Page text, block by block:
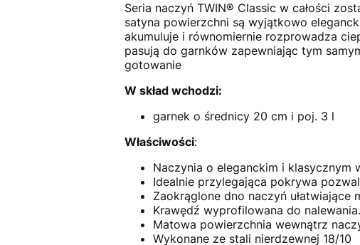
Seria naczyń TWIN® Classic w całości
satyna powierzchni są wyjątkowo
akumuluje i równomiernie rozprowadza
pasują do garnków zapewniając tym
gotowanie
W skład wchodzi:
garnek o średnicy 20 cm i poj. 3 l
Właściwości:
Naczynia o eleganckim i klasycznym
Idealnie przylegająca pokrywa
Zaokrąglone dno naczyń ułatwiające
Krawędź wyprofilowana do nalewania.
Matowa powierzchnia wewnątrz
Wykonane ze stali nierdzewnej 18/10